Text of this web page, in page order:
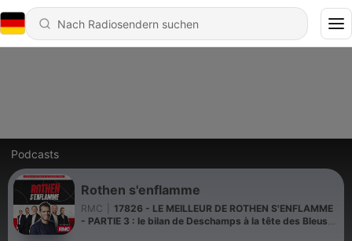
Podcasts
Rothen s'enflamme
RMC
17826 - LE MEILLEUR DE ROTHEN S'ENFLAMME
- PARTIE 3 : le bilan de Deschamps à la tête des Bleus